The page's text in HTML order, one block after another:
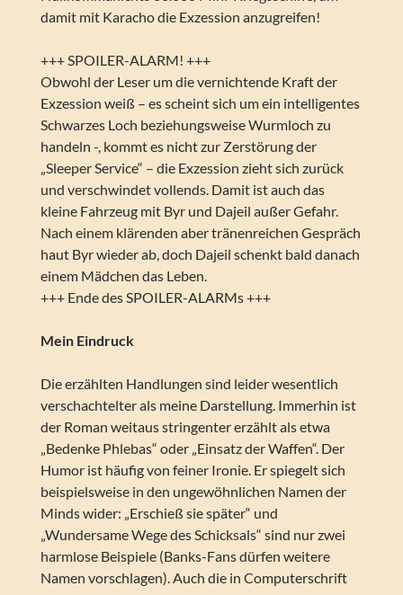
damit mit Karacho die Exzession anzugreifen!
+++ SPOILER-ALARM! +++
Obwohl der Leser um die vernichtende Kraft der
Exzession weiß – es scheint sich um ein intelligentes
Schwarzes Loch beziehungsweise Wurmloch zu
handeln -, kommt es nicht zur Zerstörung der
„Sleeper Service“ – die Exzession zieht sich zurück
und verschwindet vollends. Damit ist auch das
kleine Fahrzeug mit Byr und Dajeil außer Gefahr.
Nach einem klärenden aber tränenreichen Gespräch
haut Byr wieder ab, doch Dajeil schenkt bald danach
einem Mädchen das Leben.
+++ Ende des SPOILER-ALARMs +++
Mein Eindruck
Die erzählten Handlungen sind leider wesentlich
verschachtelter als meine Darstellung. Immerhin ist
der Roman weitaus stringenter erzählt als etwa
„Bedenke Phlebas“ oder „Einsatz der Waffen“. Der
Humor ist häufig von feiner Ironie. Er spiegelt sich
beispielsweise in den ungewöhnlichen Namen der
Minds wider: „Erschieß sie später“ und
„Wundersame Wege des Schicksals“ sind nur zwei
harmlose Beispiele (Banks-Fans dürfen weitere
Namen vorschlagen). Auch die in Computerschrift